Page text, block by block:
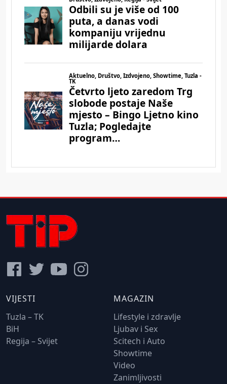
VIJESTI
Tuzla – TK
BiH
Regija – Svijet
MAGAZIN
Lifestyle i zdravlje
Ljubav i Sex
Scitech i Auto
Showtime
Video
Zanimljivosti